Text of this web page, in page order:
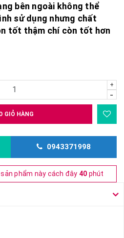
bên ngoài không thể
sử dụng nhưng chất
tốt thậm chí còn tốt hơn
+
-
GIỎ HÀNG
0943371998
phẩm này cách đây 40 phút